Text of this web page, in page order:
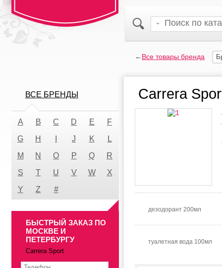
←Все товары бренда
Carrera
дезодорант 200мл
туалетная вода 100мл
ВСЕ БРЕНДЫ
A B C D E
F
G
H J K
L
M
N O P Q
R
S
T U V W
X
Y
Z #
БЫСТРЫЙ ЗАКАЗ ПО
МОСКВЕ И
ПЕТЕРБУРГУ
Carrera Sport